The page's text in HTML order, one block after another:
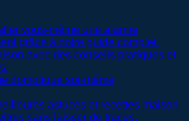
domotique soi-même